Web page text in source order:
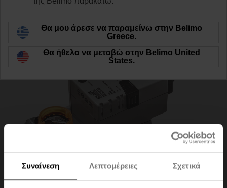
Συναίνεση Λεπτομέρειες Σχετικά
Back to product category
Θα μου άρεσε να παραμείνω στην Belimo
Greece.
Θα ήθελα να μεταβώ στην Belimo United
States.